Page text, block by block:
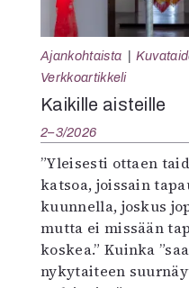
Ajankohtaista
Verkkoartikkeli
Kaikille aisteille
2–3/2026
”Yleisesti ottaen
katsoa, joissain
kuunnella, joskus
mutta ei missään
koskea.” Kuinka
nykytaiteen